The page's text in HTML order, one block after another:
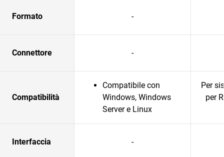
Formato -
Connettore -
Compatibilità
Compatibile con
Windows, Windows
Server e Linux
Per
per
Interfaccia -